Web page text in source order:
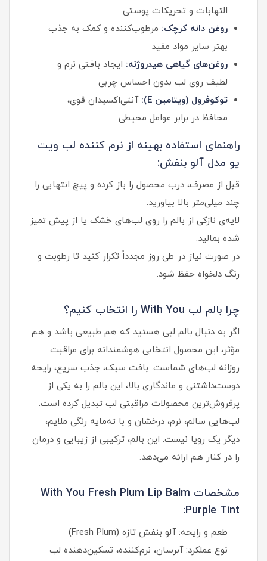
التهابات و تحریکات پوستی
روغن دانه کرچک: مرطوب‌کننده و کمک به جذب
بهتر سایر مواد مفید
روغن‌های گیاهی هیدروژنه: ایجاد بافتی نرم و
لطیف روی لب بدون احساس چربی
توکوفرول (ویتامین E):
آنتی‌اکسیدان قوی،
محافظ در برابر عوامل محیطی
راهنمای استفاده بهینه از نرم کننده لب ویت
یو مدل آلو بنفش:
قبل از مصرف، درب محصول را باز کرده و پیچ انتهایی را
چند میلی‌متر بالا بیاورید.
لایه‌ی نازکی از بالم را روی لب‌های خشک یا از پیش تمیز
شده بمالید.
در صورت نیاز در طی روز مجدداً تکرار کنید تا رطوبت و
رنگ دلخواه حفظ شود.
چرا بالم لب With You را انتخاب کنیم؟
اگر به دنبال بالم لبی هستید که هم طبیعی باشد و هم
مؤثر، این محصول انتخابی هوشمندانه برای مراقبت
روزانه لب‌های شماست. بافت سبک، جذب سریع، رایحه
دوست‌داشتنی و ماندگاری بالا، این بالم را به یکی از
پرفروش‌ترین محصولات مراقبتی لب تبدیل کرده است.
لب‌هایی سالم، نرم، درخشان و با ته‌مایه رنگی ملایم،
دیگر یک رویا نیست. این بالم، ترکیبی از زیبایی و درمان
را در کنار هم ارائه می‌دهد.
مشخصات With You Fresh Plum Lip Balm
Purple Tint:
طعم و رایحه: آلو بنفش تازه (Fresh Plum)
نوع عملکرد: آبرسان، نرم‌کننده، تسکین‌دهنده لب